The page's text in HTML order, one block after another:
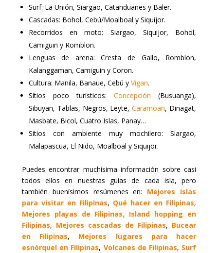
Surf: La Unión, Siargao, Catanduanes y Baler.
Cascadas: Bohol, Cebú/Moalboal y Siquijor.
Recorridos en moto: Siargao, Siquijor, Bohol,
Camiguin y Romblon.
Lenguas de arena: Cresta de Gallo, Romblon,
Kalanggaman, Camiguin y Coron.
Cultura: Manila, Banaue, Cebú y Vigan.
Sitios poco turísticos:Concepción (Busuanga),
Sibuyan, Tablas, Negros, Leyte,Caramoan, Dinagat,
Masbate, Bicol, Cuatro Islas, Panay…
Sitios con ambiente muy mochilero: Siargao,
Malapascua, El Nido, Moalboal y Siquijor.
Puedes encontrar muchísima información sobre casi
todos ellos en nuestras guías de cada isla, pero
también buenísimos resúmenes en: Mejores islas
para visitar en Filipinas, Qué hacer en Filipinas,
Mejores playas de Filipinas, Island hopping en
Filipinas, Mejores cascadas de Filipinas, Bucear
en Filipinas, Mejores lugares para hacer
esnórquel en Filipinas, Volcanes de Filipinas, Surf